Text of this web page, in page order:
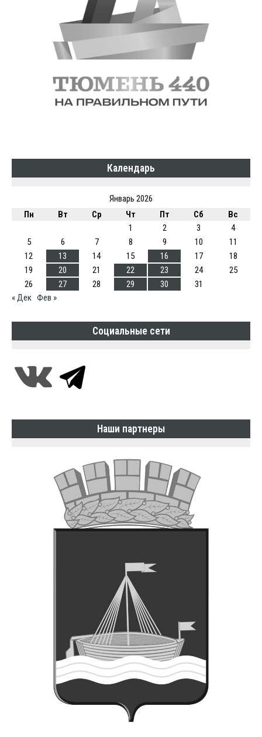
Календарь
Январь 2026
Пн
Вт Ср Чт Пт Сб
Вс
1
2 3
4
5
6 7 8 9 10
11
12
13 14 15 16 17
18
19
20 21 22 23 24
25
26
27 28 29 30
31
« Дек Фев »
Социальные сети
Наши партнеры